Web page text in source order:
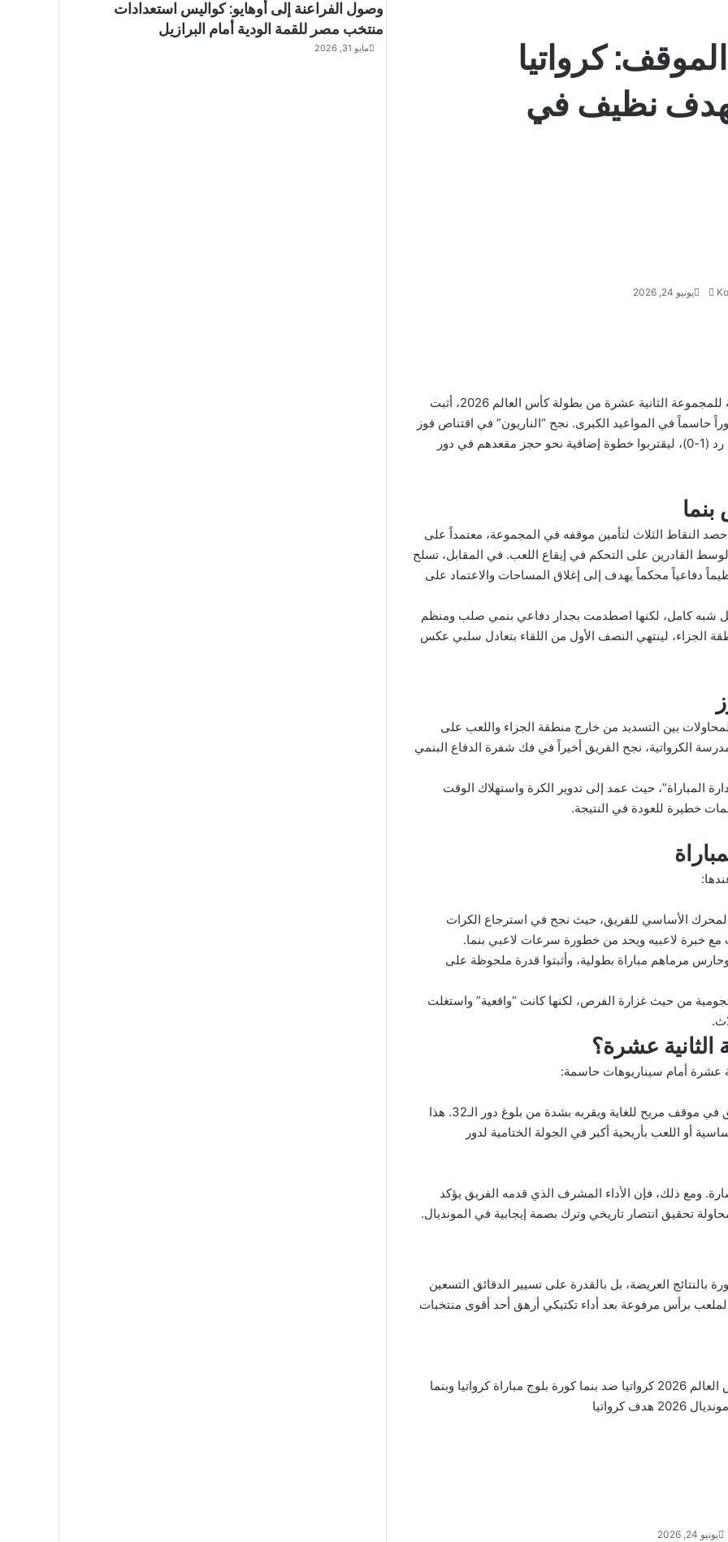
كرواتيا
نظيف في
يونيو 24, 2026
في مباراة تكتيكية معقدة ضمن منافسات الجولة الثانية للمجموعة الثانية عشرة من بطولة كأس العالم 2026، أثبت
حاسماً في المواعيد الكبرى. نجح “الناريون” في اقتناص فوز
ثمين وصعب على حساب منتخب بنما العنيد بهدف دون رد (1-0)، ليقتربوا خطوة إضافية نحو حجز مقعدهم في دور
النقاط الثلاث لتأمين موقفه في المجموعة، معتمداً على
القادرين على التحكم في إيقاع اللعب. في المقابل، تسلح
دفاعياً محكماً يهدف إلى إغلاق المساحات والاعتماد على
شبه كامل، لكنها اصطدمت بجدار دفاعي بنمي صلب ومنظم
الجزاء، لينتهي النصف الأول من اللقاء بتعادل سلبي عكس
بين التسديد من خارج منطقة الجزاء واللعب على
الكرواتية، نجح الفريق أخيراً في فك شفرة الدفاع البنمي
المباراة”، حيث عمد إلى تدوير الكرة واستهلاك الوقت
خطيرة للعودة في النتيجة.
الأساسي للفريق، حيث نجح في استرجاع الكرات
مع خبرة لاعبيه ويحد من خطورة سرعات لاعبي بنما.
مرماهم مباراة بطولية، وأثبتوا قدرة ملحوظة على
من حيث غزارة الفرص، لكنها كانت “واقعية” واستغلت
الثانية عشرة؟
عشرة أمام سيناريوهات حاسمة:
رفع هذا الفوز رصيد كرواتيا من النقاط، مما يضع الفريق في موقف مريح للغاية ويقربه بشدة من بلوغ دور الـ32. هذا
أو اللعب بأريحية أكبر في الجولة الختامية لدور
ومع ذلك، فإن الأداء المشرف الذي قدمه الفريق يؤكد
تحقيق انتصار تاريخي وترك بصمة إيجابية في المونديال.
بالنتائج العريضة، بل بالقدرة على تسيير الدقائق التسعين
برأس مرفوعة بعد أداء تكتيكي أرهق أحد أقوى منتخبات
2026 كرواتيا ضد بنما كورة بلوج مباراة كرواتيا وبنما
مونديال 2026 هدف كرواتيا
يونيو 24, 2026
وصول الفراعنة إلى أوهايو: كواليس استعدادات
منتخب مصر للقمة الودية أمام البرازيل
مايو 31, 2026